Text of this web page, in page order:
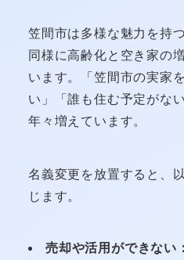
笠間市は多様な魅力を持
同様に高齢化と空き家の
います。「笠間市の実家
い」「誰も住む予定がな
年々増えています。
名義変更を放置すると、
じます。
売却や活用ができない：